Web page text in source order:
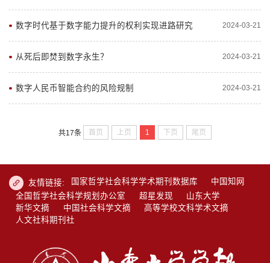
数字时代基于数字能力提升的权利实现进路研究 2024-03-21
从死后即焚到数字永生？ 2024-03-21
数字人民币智能合约的风险规制 2024-03-21
共17条 首页 上页 1 下页 尾页
友情链接: 国家哲学社会科学学术期刊数据库
中国知网
全国哲学社会科学规划办公室
超星发现
山东大学
新华文摘
中国社会科学文摘
高等学校文科学术文摘
人文社科期刊社